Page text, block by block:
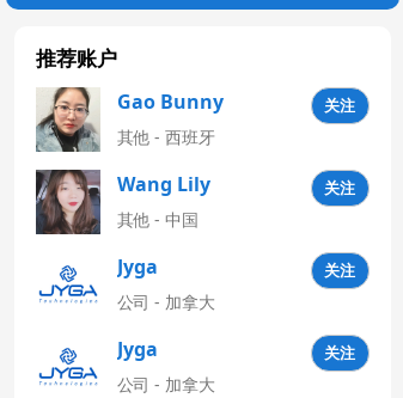
推荐账户
Gao Bunny 关注
其他 - 西班牙
Wang Lily 关注
其他 - 中国
Jyga
Technologies
关注
公司 - 加拿大
Jyga
Technologies
关注
公司 - 加拿大